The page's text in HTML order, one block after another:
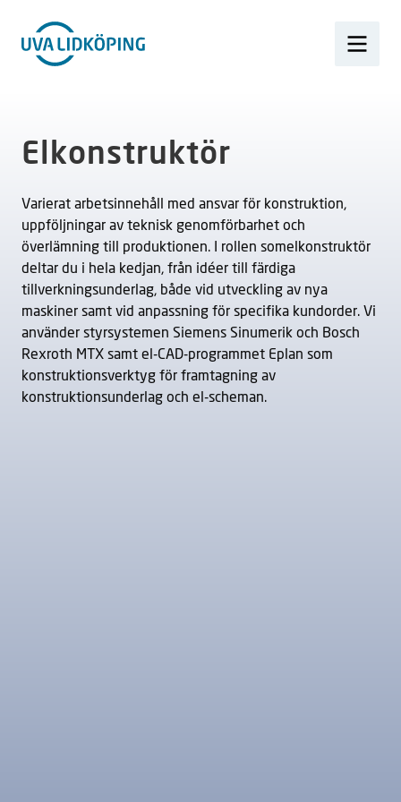
Elkonstruktör
Varierat arbetsinnehåll med ansvar för konstruktion,
uppföljningar av teknisk genomförbarhet och
överlämning till produktionen. I rollen somelkonstruktör
deltar du i hela kedjan, från idéer till färdiga
tillverkningsunderlag, både vid utveckling av nya
maskiner samt vid anpassning för specifika kundorder. Vi
använder styrsystemen Siemens Sinumerik och Bosch
Rexroth MTX samt el-CAD-programmet Eplan som
konstruktionsverktyg för framtagning av
konstruktionsunderlag och el-scheman.